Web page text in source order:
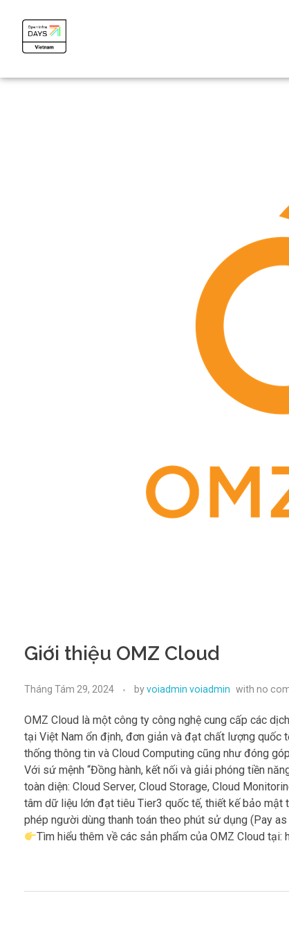
Giới thiệu OMZ Cloud
Tháng Tám 29, 2024 byvoiadmin voiadmin with no
OMZ Cloud là một công ty công nghệ cung cấp các
tại Việt Nam ổn định, đơn giản và đạt chất lượng quốc
thống thông tin và Cloud Computing cũng như đóng
Với sứ mệnh “Đồng hành, kết nối và giải phóng tiền
toàn diện: Cloud Server, Cloud Storage, Cloud
tâm dữ liệu lớn đạt tiêu Tier3 quốc tế, thiết kế bảo
phép người dùng thanh toán theo phút sử dụng (Pay as
Tìm hiểu thêm về các sản phẩm của OMZ Cloud